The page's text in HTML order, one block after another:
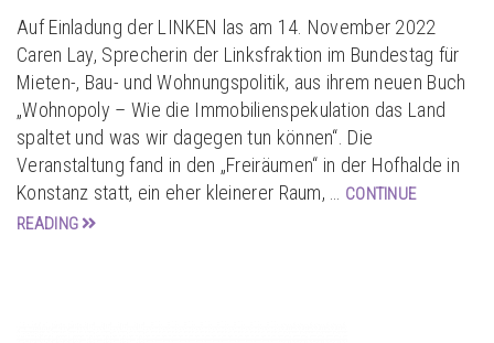
Auf Einladung der LINKEN las am 14. November 2022
Caren Lay, Sprecherin der Linksfraktion im Bundestag für
Mieten-, Bau- und Wohnungspolitik, aus ihrem neuen Buch
„Wohnopoly – Wie die Immobilienspekulation das Land
spaltet und was wir dagegen tun können“. Die
Veranstaltung fand in den „Freiräumen“ in der Hofhalde in
Konstanz statt, ein eher kleinerer Raum, … CONTINUE
READING